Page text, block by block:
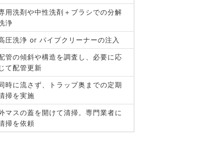
用洗剤や中性洗剤＋ブラシでの分解
浄
圧洗浄 or パイプクリーナーの注入
管の傾斜や構造を調査し、必要に応
て配管更新
時に流さず、トラップ奥までの定期
掃を実施
マスの蓋を開けて清掃。専門業者に
掃を依頼